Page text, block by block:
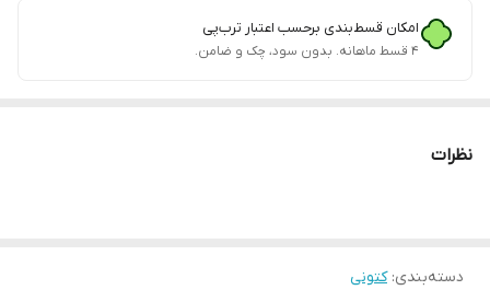
امکان قسط‌بندی برحسب اعتبار ترب‌پی
۴ قسط ماهانه. بدون سود، چک و ضامن.
نظرات
دسته‌بندی:کتونی